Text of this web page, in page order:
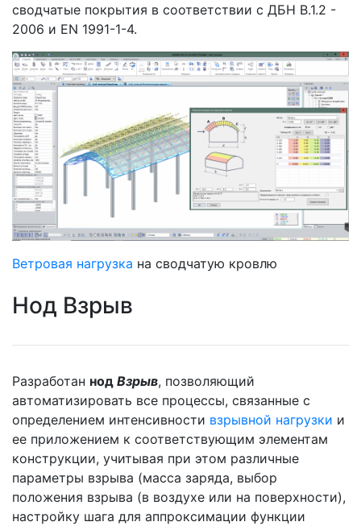
сводчатые покрытия в соответствии с ДБН В.1.2 -
2006 и EN 1991-1-4.
Ветровая нагрузка на сводчатую кровлю
Нод Взрыв
Разработан нод Взрыв, позволяющий
автоматизировать все процессы, связанные с
определением интенсивности взрывной нагрузки и
ее приложением к соответствующим элементам
конструкции, учитывая при этом различные
параметры взрыва (масса заряда, выбор
положения взрыва (в воздухе или на поверхности),
настройку шага для аппроксимации функции